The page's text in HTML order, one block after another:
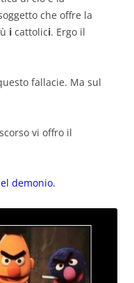
che offre la
i cattolici. Ergo il
fallacie. Ma sul
vi offro il
demonio.